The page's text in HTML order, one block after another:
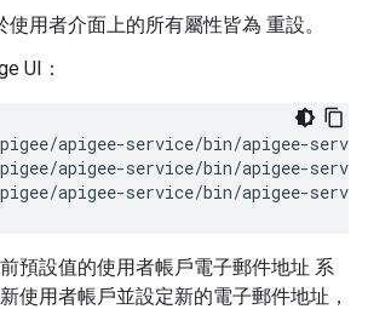
使用者介面上的所有屬性皆為 重設。
UI：
apigee-service/bin/apigee-
apigee-service/bin/apigee-
預設值的使用者帳戶電子郵件地址 系
使用者帳戶並設定新的電子郵件地址，